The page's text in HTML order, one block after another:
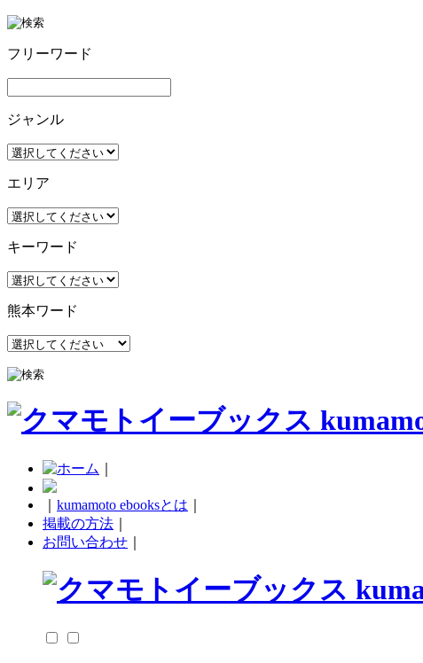
フリーワード
ジャンル
エリア
キーワード
熊本ワード
kumamoto ebooksとは
掲載の方法
お問い合わせ